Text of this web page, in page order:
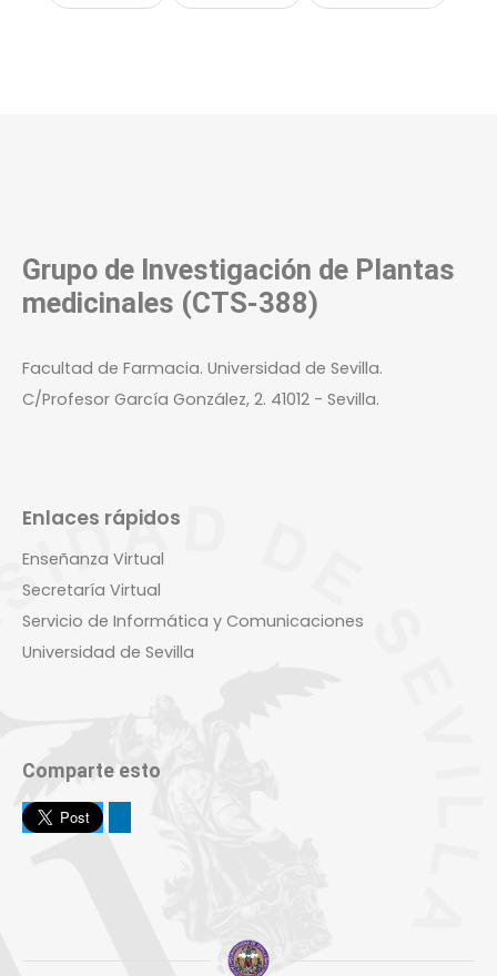
Grupo de Investigación de Plantas
medicinales (CTS-388)
Facultad de Farmacia. Universidad de Sevilla.
C/Profesor García González, 2. 41012 - Sevilla.
Enlaces rápidos
Enseñanza Virtual
Secretaría Virtual
Servicio de Informática y Comunicaciones
Universidad de Sevilla
Comparte esto